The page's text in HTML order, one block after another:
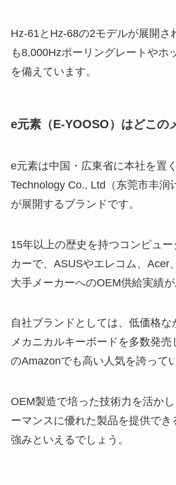
Hz-61とHz-68の2モデルが展開さ
も8,000Hzポーリングレートやホ
を備えています。
e元素（E-YOOSO）はどこの
e元素は中国・広東省に本社を置
Technology Co., Ltd（东莞市丰润
が展開するブランドです。
15年以上の歴史を持つコンピュ
カーで、ASUSやエレコム、Acer
大手メーカーへのOEM供給実績が
自社ブランドとしては、低価格な
メカニカルキーボードを多数発売
のAmazonでも高い人気を誇って
OEM製造で培った技術力を活か
ーマンスに優れた製品を提供でき
強みといえるでしょう。